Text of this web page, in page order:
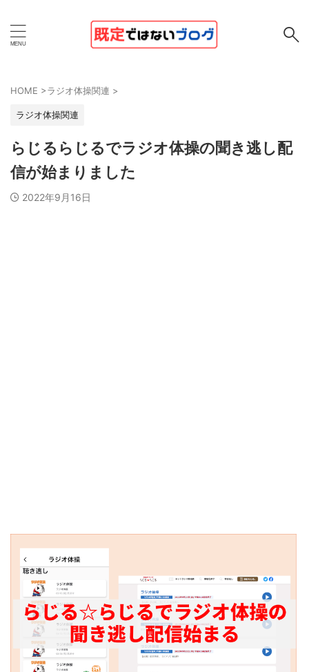
HOME >ラジオ体操関連 >
ラジオ体操関連
らじるらじるでラジオ体操の聞き逃し配
信が始まりました
2022年9月16日